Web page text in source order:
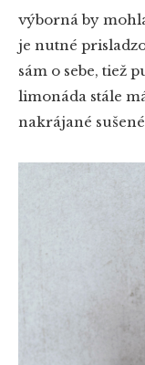
výborná by
je nutné
sám o sebe, tiež
limonáda stále
nakrájané